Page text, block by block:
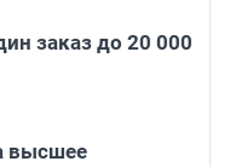
заказ до 20 000
высшее